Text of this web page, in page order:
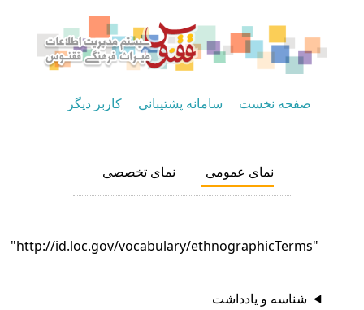
صفحه نخست سامانه پشتیبانی کاربر دیگر
نمای عمومی نمای تخصصی
"http://id.loc.gov/vocabulary/ethnographicTerms"
شناسه و یادداشت